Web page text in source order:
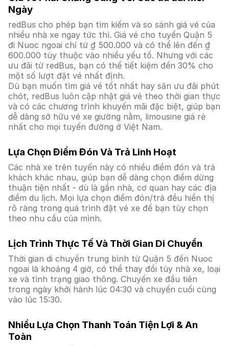
Ngày
redBus cho phép bạn tìm kiếm và so sánh giá vé của
nhiều nhà xe ngay tức thì. Giá vé cho tuyến Quận 5
đi Nuoc ngoai chỉ từ ₫ 500.000 và có thể lên đến ₫
600.000 tùy thuộc vào nhiều yếu tố. Nhưng với các
ưu đãi từ redBus, bạn có thể tiết kiệm đến 30% cho
một số lượt đặt vé nhất định.
Dù bạn muốn tìm giá vé tốt nhất hay săn ưu đãi phút
chót, redBus luôn cập nhật giá vé theo thời gian thực
và có các chương trình khuyến mãi đặc biệt, giúp bạn
dễ dàng sở hữu vé xe giường nằm, limousine giá rẻ
nhất cho mọi tuyến đường ở Việt Nam.
Lựa Chọn Điểm Đón Và Trả Linh Hoạt
Các nhà xe trên tuyến này có nhiều điểm đón và trả
khách khác nhau, giúp bạn dễ dàng chọn điểm dừng
thuận tiện nhất - dù là gần nhà, cơ quan hay các địa
điểm du lịch. Mọi lựa chọn điểm đón/trả đều hiển thị
rõ ràng trong quá trình đặt vé xe để bạn tùy chọn
theo nhu cầu của mình.
Lịch Trình Thực Tế Và Thời Gian Di Chuyển
Thời gian di chuyển trung bình từ Quận 5 đến Nuoc
ngoai là khoảng 4 giờ, có thể thay đổi tùy nhà xe, loại
xe và tình trạng giao thông. Chuyến xe đầu tiên
trong ngày khởi hành lúc 04:30 và chuyến cuối cùng
vào lúc 15:30.
Nhiều Lựa Chọn Thanh Toán Tiện Lợi & An
Toàn